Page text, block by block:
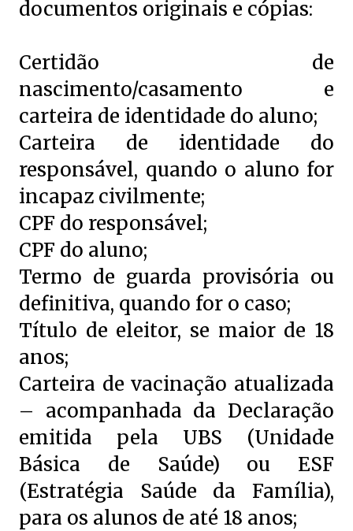
documentos originais e cópias:
Certidão de
nascimento/casamento e
carteira de identidade do aluno;
Carteira de identidade do
responsável, quando o aluno for
incapaz civilmente;
CPF do responsável;
CPF do aluno;
Termo de guarda provisória ou
definitiva, quando for o caso;
Título de eleitor, se maior de 18
anos;
Carteira de vacinação atualizada
– acompanhada da Declaração
emitida pela UBS (Unidade
Básica de Saúde) ou ESF
(Estratégia Saúde da Família),
para os alunos de até 18 anos;